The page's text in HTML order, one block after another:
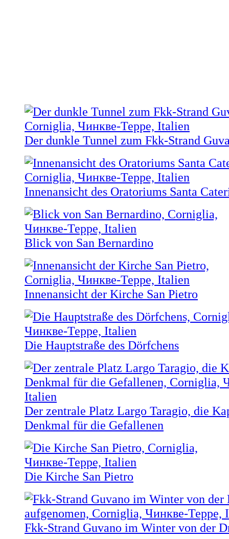
Der dunkle Tunnel zum Fkk-Strand
Innenansicht des Oratoriums Santa
Blick von San Bernardino
Innenansicht der Kirche San Pietro
Die Hauptstraße des Dörfchens
Der zentrale Platz Largo Taragio, die
Denkmal für die Gefallenen
Die Kirche San Pietro
Fkk-Strand Guvano im Winter von der